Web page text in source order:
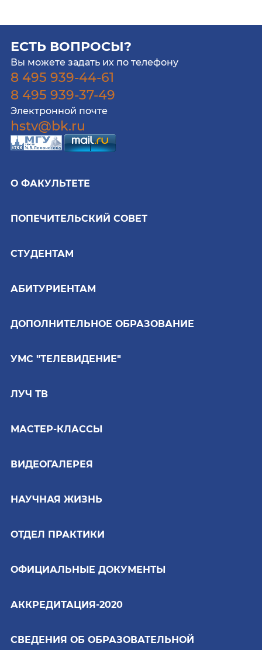
ЕСТЬ ВОПРОСЫ?
Вы можете задать их по телефону
8 495 939-44-61
8 495 939-37-49
Электронной почте
hstv@bk.ru
О ФАКУЛЬТЕТЕ
ПОПЕЧИТЕЛЬСКИЙ СОВЕТ
СТУДЕНТАМ
АБИТУРИЕНТАМ
ДОПОЛНИТЕЛЬНОЕ ОБРАЗОВАНИЕ
УМС "ТЕЛЕВИДЕНИЕ"
ЛУЧ ТВ
МАСТЕР-КЛАССЫ
ВИДЕОГАЛЕРЕЯ
НАУЧНАЯ ЖИЗНЬ
ОТДЕЛ ПРАКТИКИ
ОФИЦИАЛЬНЫЕ ДОКУМЕНТЫ
АККРЕДИТАЦИЯ-2020
СВЕДЕНИЯ ОБ ОБРАЗОВАТЕЛЬНОЙ